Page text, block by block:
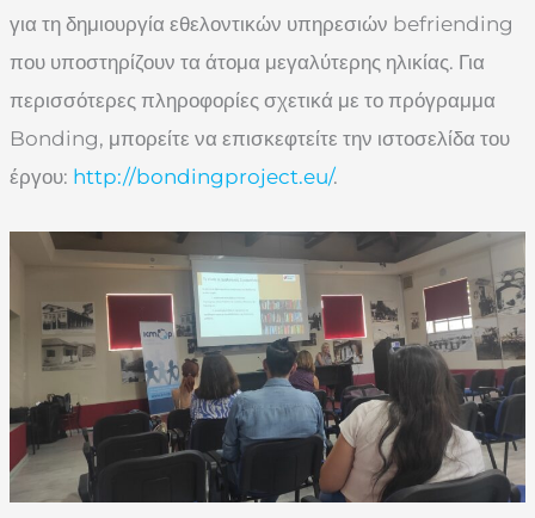
για τη δημιουργία εθελοντικών υπηρεσιών befriending
που υποστηρίζουν τα άτομα μεγαλύτερης ηλικίας. Για
περισσότερες πληροφορίες σχετικά με το πρόγραμμα
Bonding, μπορείτε να επισκεφτείτε την ιστοσελίδα του
έργου: http://bondingproject.eu/.